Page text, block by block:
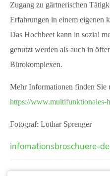
Zugang zu gärtnerischen
Erfahrungen in einem eigenen
Das Hochbeet kann in sozial
genutzt werden als auch in
Bürokomplexen.
Mehr Informationen finden Sie
https://www.multifunktionales-
Fotograf: Lothar Sprenger
infomationsbroschuere-